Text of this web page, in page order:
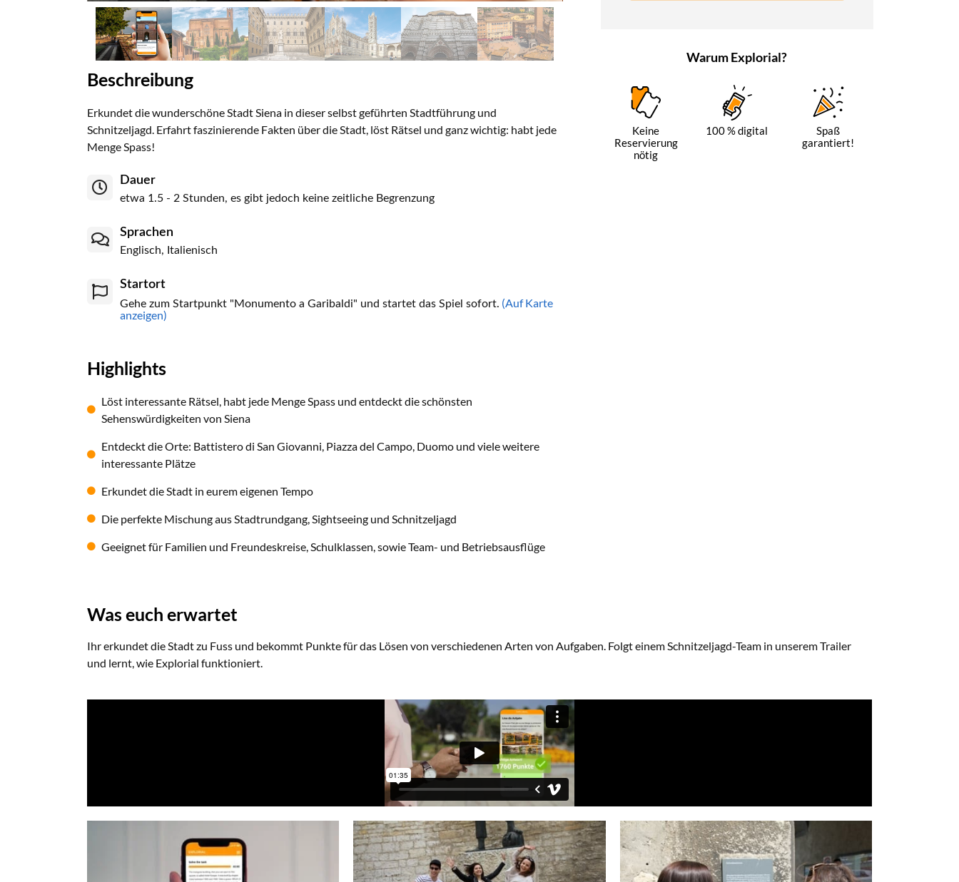
Beschreibung
Erkundet die wunderschöne Stadt Siena in dieser selbst geführten Stadtführung und
Schnitzeljagd. Erfahrt faszinierende Fakten über die Stadt, löst Rätsel und ganz wichtig: habt jede
Menge Spass!
Dauer
etwa 1.5 - 2 Stunden, es gibt jedoch keine zeitliche Begrenzung
Sprachen
Englisch, Italienisch
Startort
Gehe zum Startpunkt "Monumento a Garibaldi" und startet das Spiel sofort. (Auf Karte
anzeigen)
Highlights
Löst interessante Rätsel, habt jede Menge Spass und entdeckt die schönsten
Sehenswürdigkeiten von Siena
Entdeckt die Orte: Battistero di San Giovanni, Piazza del Campo, Duomo und viele weitere
interessante Plätze
Erkundet die Stadt in eurem eigenen Tempo
Die perfekte Mischung aus Stadtrundgang, Sightseeing und Schnitzeljagd
Geeignet für Familien und Freundeskreise, Schulklassen, sowie Team- und Betriebsausflüge
Warum Explorial?
Keine
Reservierung
nötig
100 % digital
Spaß
garantiert!
Was euch erwartet
Ihr erkundet die Stadt zu Fuss und bekommt Punkte für das Lösen von verschiedenen Arten von Aufgaben. Folgt einem Schnitzeljagd-Team in unserem Trailer
und lernt, wie Explorial funktioniert.